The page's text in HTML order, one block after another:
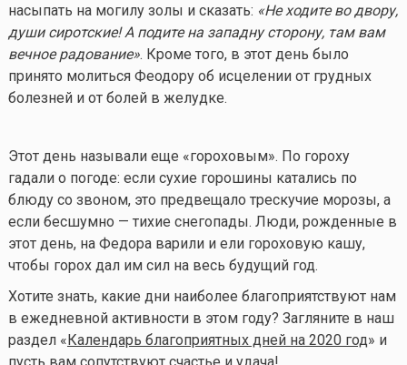
насыпать на могилу золы и сказать: «Не ходите во двору,
души сиротские! А подите на западну сторону, там вам
вечное радование». Кроме того, в этот день было
принято молиться Феодору об исцелении от грудных
болезней и от болей в желудке.
Этот день называли еще «гороховым». По гороху
гадали о погоде: если сухие горошины катались по
блюду со звоном, это предвещало трескучие морозы, а
если бесшумно — тихие снегопады. Люди, рожденные в
этот день, на Федора варили и ели гороховую кашу,
чтобы горох дал им сил на весь будущий год.
Хотите знать, какие дни наиболее благоприятствуют нам
в ежедневной активности в этом году? Загляните в наш
раздел «Календарь благоприятных дней на 2020 год» и